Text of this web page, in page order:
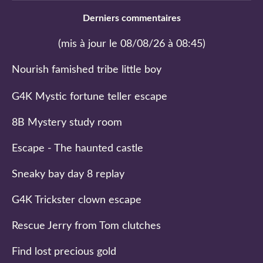
Derniers commentaires
(mis à jour le 08/08/26 à 08:45)
Nourish famished tribe little boy
G4K Mystic fortune teller escape
8B Mystery study room
Escape - The haunted castle
Sneaky bay day 8 replay
G4K Trickster clown escape
Rescue Jerry from Tom clutches
Find lost precious gold